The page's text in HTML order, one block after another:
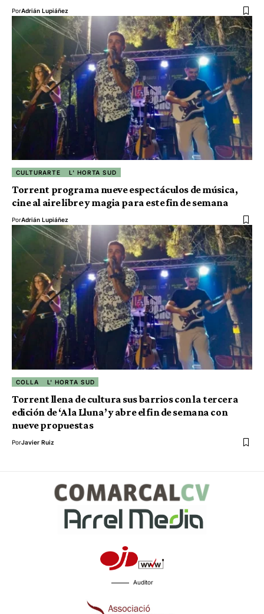
PorAdrián Lupiáñez
CULTURARTE L' HORTA SUD
Torrent programa nueve espectáculos de música,
cine al aire libre y magia para este fin de semana
PorAdrián Lupiáñez
COLLA L' HORTA SUD
Torrent llena de cultura sus barrios con la tercera
edición de ‘A la Lluna’ y abre el fin de semana con
nueve propuestas
PorJavier Ruiz
Auditor